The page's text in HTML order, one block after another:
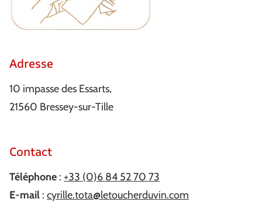
Adresse
10 impasse des Essarts,
21560 Bressey-sur-Tille
Contact
Téléphone : +33 (0)6 84 52 70 73
E-mail : cyrille.tota@letoucherduvin.com